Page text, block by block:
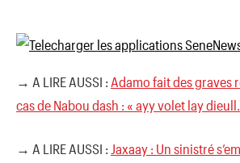
→ A LIRE AUSSI : Adamo fait des graves
cas de Nabou dash : « ayy volet lay
→ A LIRE AUSSI : Jaxaay : Un sinistré